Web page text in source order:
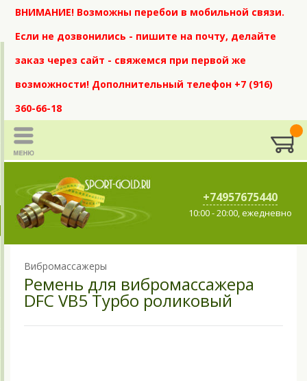
ВНИМАНИЕ! Возможны перебои в мобильной связи.
Если не дозвонились - пишите на почту, делайте
заказ через сайт - свяжемся при первой же
возможности! Дополнительный телефон +7 (916)
360-66-18
+74957675440
10:00 - 20:00, ежедневно
Вибромассажеры
Ремень для вибромассажера
DFC VB5 Турбо роликовый